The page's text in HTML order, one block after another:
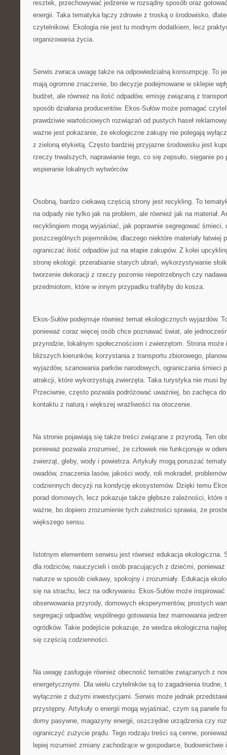
resztek, przechowywać jedzenie w rozsądny sposób oraz
energii. Taka tematyka łączy zdrowie z troską o środowisko,
czytelnikowi. Ekologia nie jest tu modnym dodatkiem, lecz
organizowania życia.
Serwis zwraca uwagę także na odpowiedzialną konsumpcję. To
mają ogromne znaczenie, bo decyzje podejmowane w sklepie
budżet, ale również na ilość odpadów, emisję związaną z
sposób działania producentów. Ekos-Sułów może pomagać
prawdziwie wartościowych rozwiązań od pustych haseł
ważne jest pokazanie, że ekologiczne zakupy nie polegają
z zieloną etykietą. Często bardziej przyjazne środowisku jest
rzeczy trwalszych, naprawianie tego, co się zepsuło, sięganie po
wspieranie lokalnych wytwórców.
Osobną, bardzo ciekawą częścią strony jest recykling. To
na odpady nie tylko jak na problem, ale również jak na materiał.
recyklingiem mogą wyjaśniać, jak poprawnie segregować śmieci,
poszczególnych pojemników, dlaczego niektóre materiały łatwiej
ograniczać ilość odpadów już na etapie zakupów. Z kolei
stronę ekologii: przerabianie starych ubrań, wykorzystywanie
tworzenie dekoracji z rzeczy pozornie niepotrzebnych czy
przedmiotom, które w innym przypadku trafiłyby do kosza.
Ekos-Sułów podejmuje również temat ekologicznych wyjazdów.
ponieważ coraz więcej osób chce poznawać świat, ale
przyrodzie, lokalnym społecznościom i zwierzętom. Strona może
bliższych kierunków, korzystania z transportu zbiorowego,
wyjazdów, szanowania parków narodowych, ograniczania śmieci
atrakcji, które wykorzystują zwierzęta. Taka turystyka nie musi
Przeciwnie, często pozwala podróżować uważniej, bo zachęca
kontaktu z naturą i większej wrażliwości na otoczenie.
Na stronie pojawiają się także treści związane z przyrodą. Ten
ponieważ pozwala zrozumieć, że człowiek nie funkcjonuje w
zwierząt, gleby, wody i powietrza. Artykuły mogą poruszać
owadów, znaczenia lasów, jakości wody, roli mokradeł,
codziennych decyzji na kondycję ekosystemów. Dzięki temu
porad domowych, lecz pokazuje także głębsze zależności, które
ważne, bo dopiero zrozumienie tych zależności sprawia, że
większego sensu.
Istotnym elementem serwisu jest również edukacja ekologiczna.
dla rodziców, nauczycieli i osób pracujących z dziećmi,
naturze w sposób ciekawy, spokojny i zrozumiały. Edukacja
się na strachu, lecz na odkrywaniu. Ekos-Sułów może
obserwowania przyrody, domowych eksperymentów, prostych
segregacji odpadów, wspólnego gotowania bez marnowania
ogródków. Takie podejście pokazuje, że wiedza ekologiczna
się częścią codzienności.
Na uwagę zasługuje również obecność tematów związanych z
energetycznymi. Dla wielu czytelników są to zagadnienia trudne,
wyłącznie z dużymi inwestycjami. Serwis może jednak
przystępny. Artykuły o energii mogą wyjaśniać, czym są panele
domy pasywne, magazyny energii, oszczędne urządzenia czy
ograniczyć zużycie prądu. Tego rodzaju treści są cenne,
lepiej rozumieć zmiany zachodzące w gospodarce, budownictwie